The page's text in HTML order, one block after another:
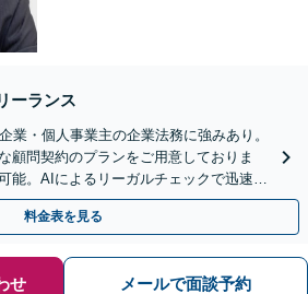
ーランス
業・個人事業主の企業法務に強みあり。
顧問契約のプランをご用意しておりま
能。AIによるリーガルチェックで迅速に
談可能】【初回相談無料】
料金表を見る
せ メールで面談予約